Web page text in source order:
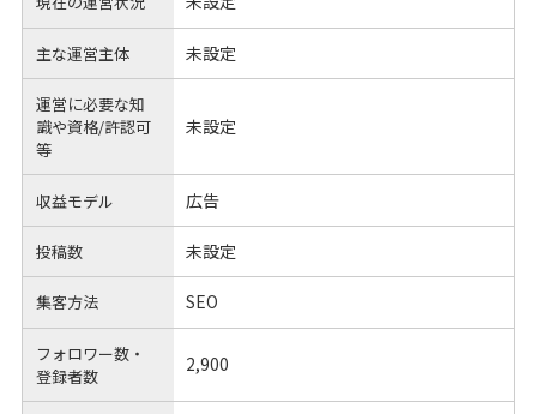
主な運営主体 未設定
運営に必要な知
識や資格/許認可
等
未設定
収益モデル 広告
投稿数 未設定
集客方法 SEO
フォロワー数・
登録者数
2,900